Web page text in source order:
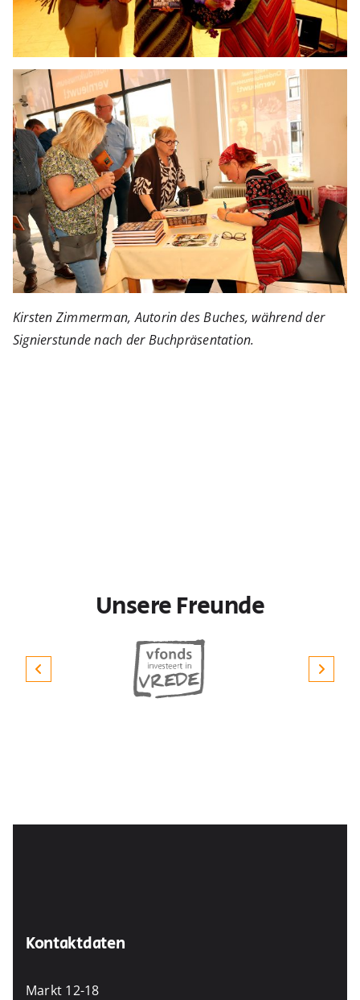
Kirsten Zimmerman, Autorin des Buches, während der
Signierstunde nach der Buchpräsentation.
Unsere Freunde
Kontaktdaten
Markt 12-18